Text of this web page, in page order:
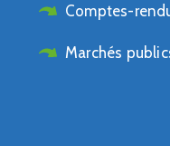
Comptes-
Marchés